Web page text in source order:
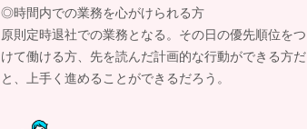
◎時間内での業務を心がけられる方
原則定時退社での業務となる。その日の優先順位をつ
けて働ける方、先を読んだ計画的な行動ができる方だ
と、上手く進めることができるだろう。